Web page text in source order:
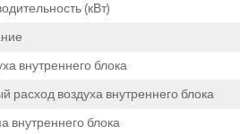
(кВт)
внутреннего блока
расход воздуха внутреннего блока
внутреннего блока